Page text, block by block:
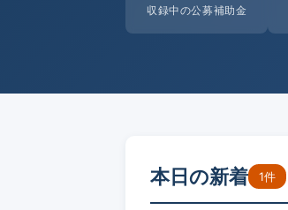
収録中の公募補助金
本日の新着 1件